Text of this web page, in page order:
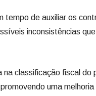
tempo de auxiliar os
inconsistências
na classificação fiscal
uma